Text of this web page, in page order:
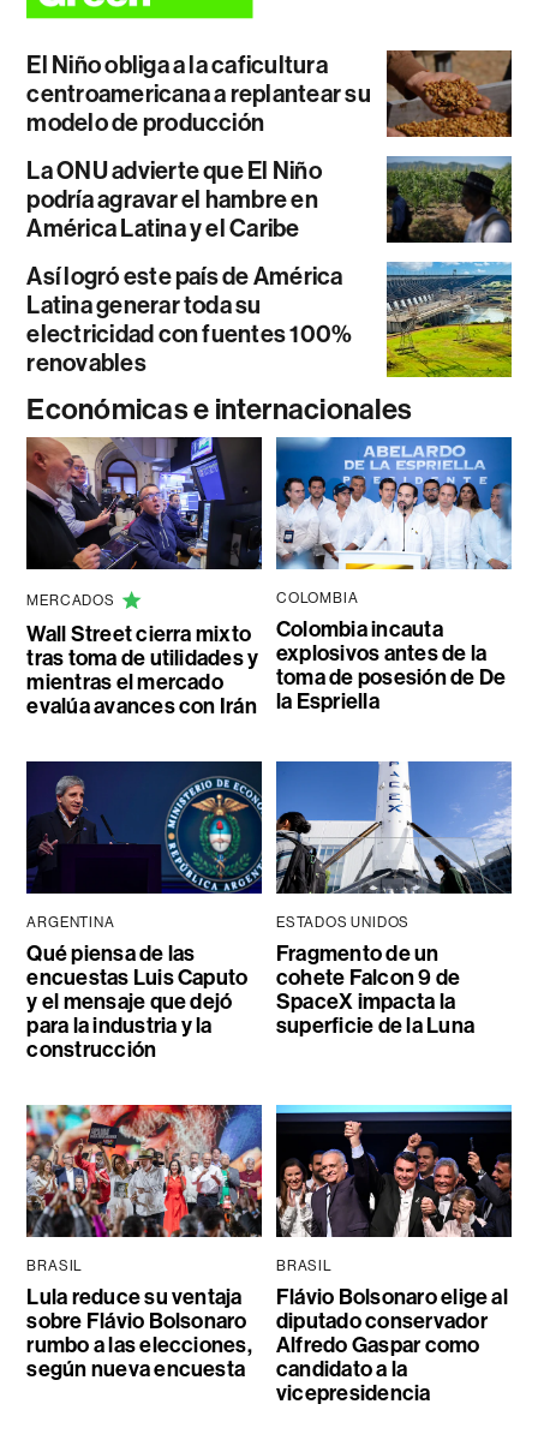
El Niño obliga a la caficultura
centroamericana a replantear su
modelo de producción
La ONU advierte que El Niño
podría agravar el hambre en
América Latina y el Caribe
Así logró este país de América
Latina generar toda su
electricidad con fuentes 100%
renovables
Económicas e internacionales
MERCADOS
Wall Street cierra mixto
tras toma de utilidades y
mientras el mercado
evalúa avances con Irán
COLOMBIA
Colombia incauta
explosivos antes de la
toma de posesión de De
la Espriella
ARGENTINA
Qué piensa de las
encuestas Luis Caputo
y el mensaje que dejó
para la industria y la
construcción
ESTADOS UNIDOS
Fragmento de un
cohete Falcon 9 de
SpaceX impacta la
superficie de la Luna
BRASIL
Lula reduce su ventaja
sobre Flávio Bolsonaro
rumbo a las elecciones,
según nueva encuesta
BRASIL
Flávio Bolsonaro elige al
diputado conservador
Alfredo Gaspar como
candidato a la
vicepresidencia